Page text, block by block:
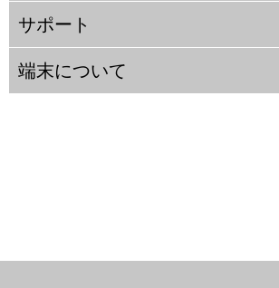
サポート
端末について